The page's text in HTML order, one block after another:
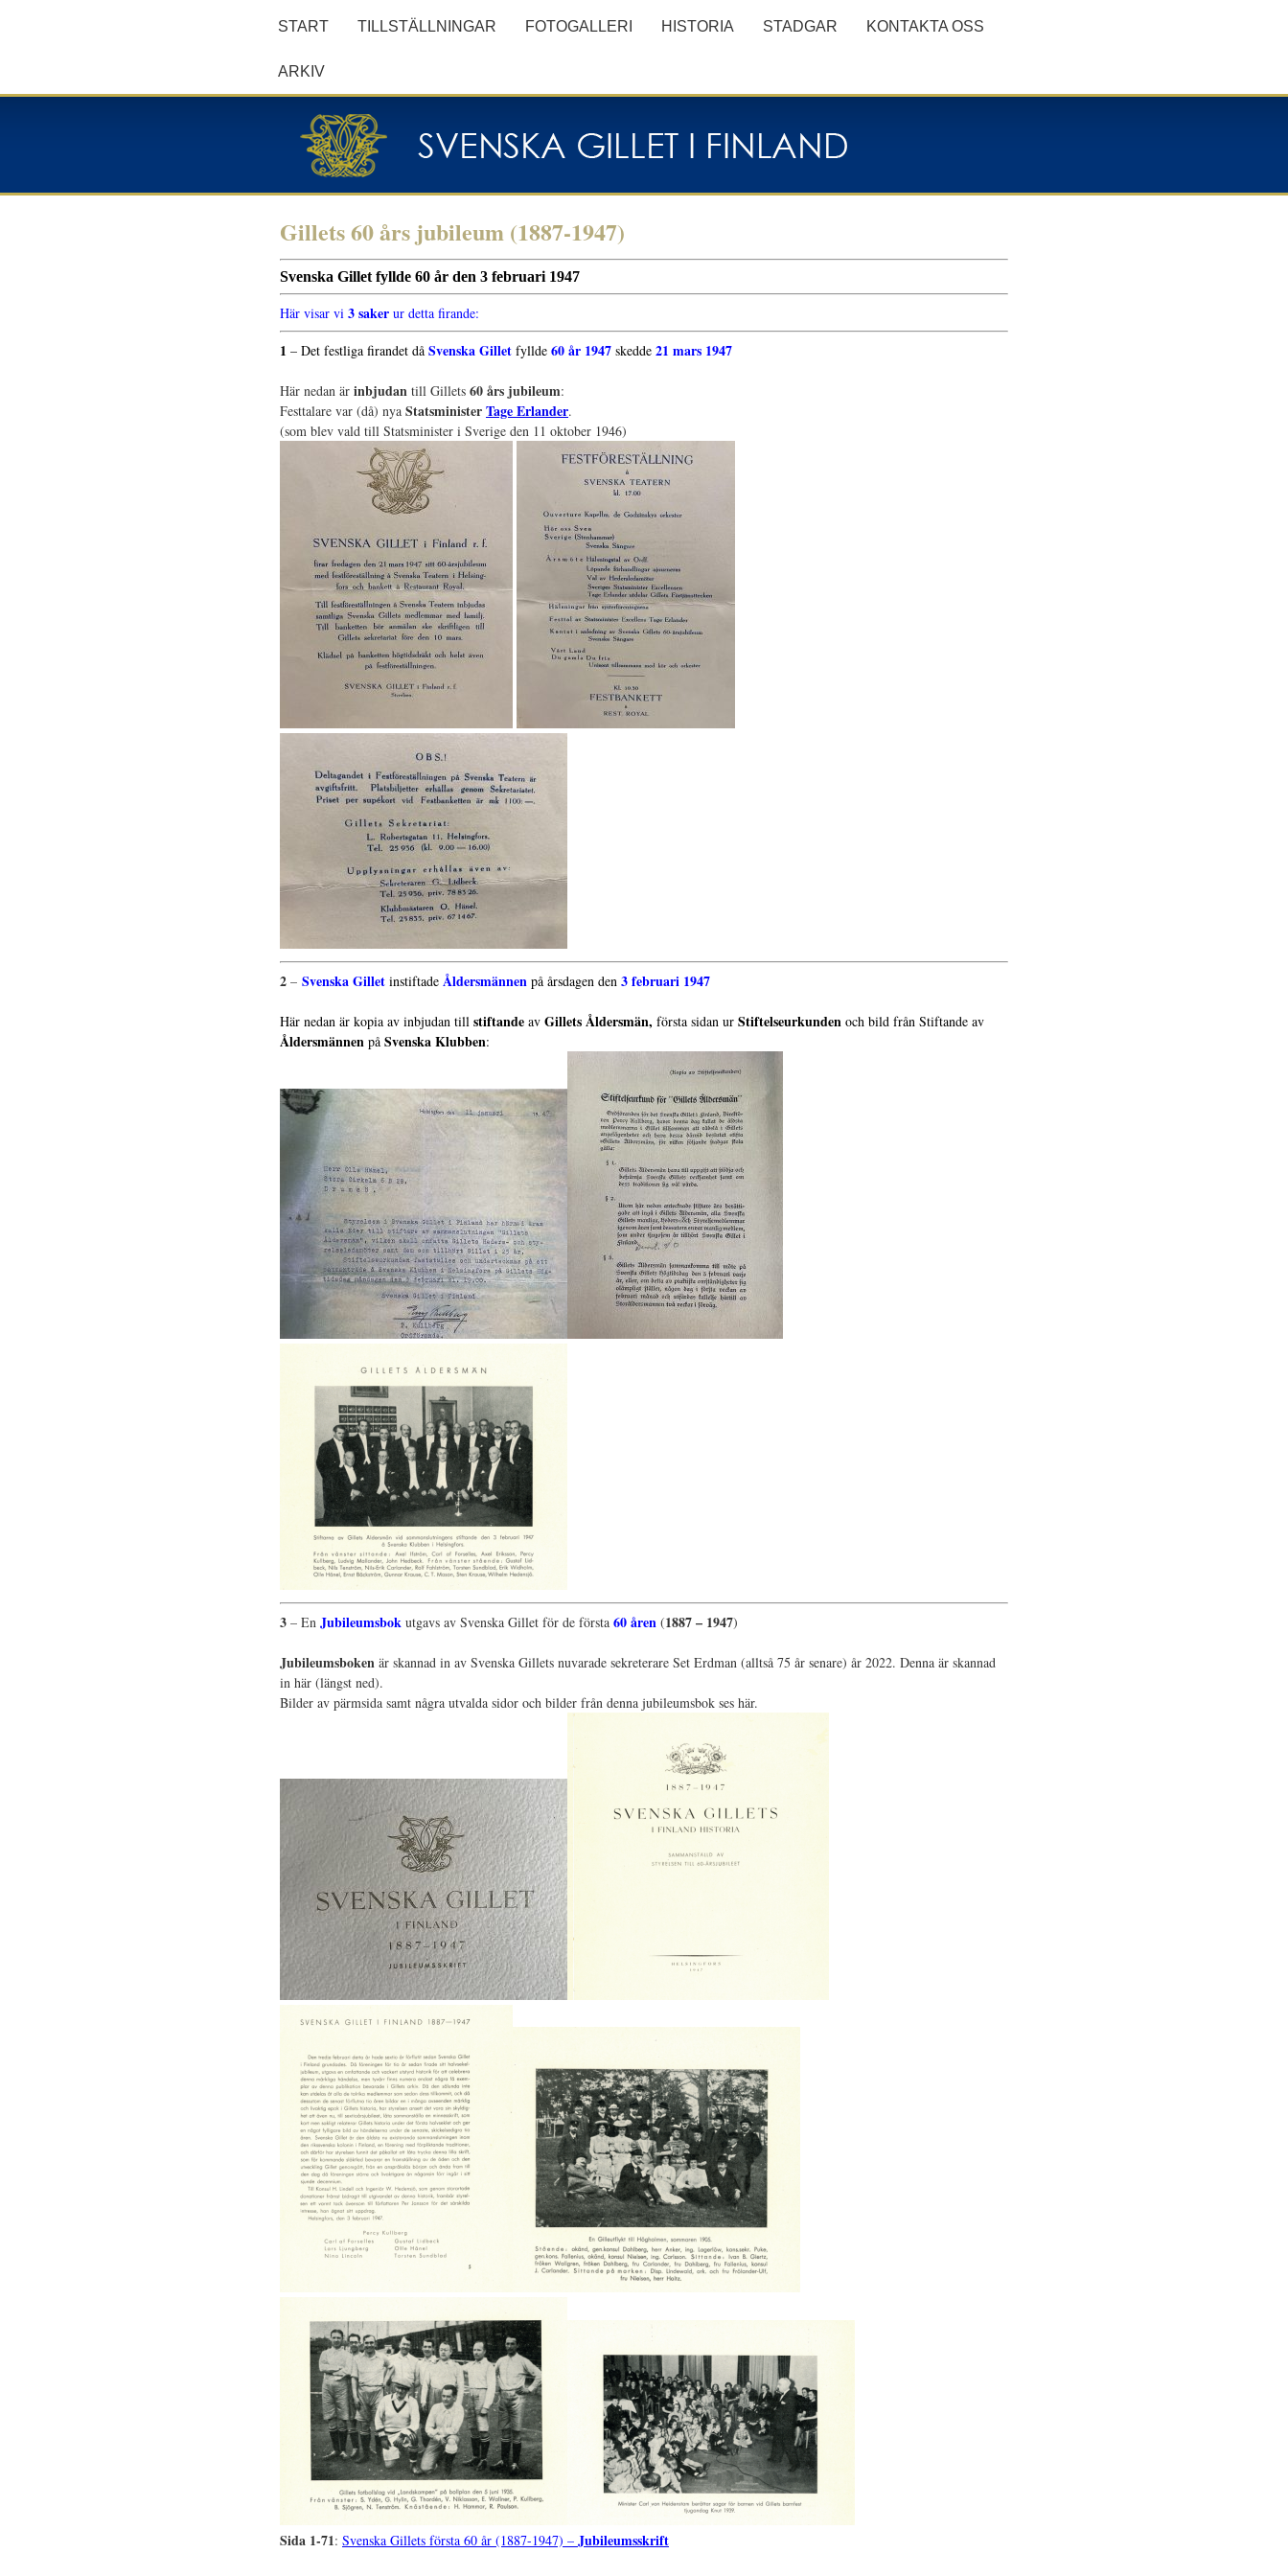
START TILLSTÄLLNINGAR FOTOGALLERI HISTORIA STADGAR KONTAKTA OSS
ARKIV
Gillets 60 års jubileum (1887-1947)
Svenska Gillet fyllde 60 år den 3 februari 1947
Här visar vi 3 saker ur detta firande:
1 – Det festliga firandet då Svenska Gillet fyllde 60 år 1947 skedde 21 mars 1947
Här nedan är inbjudan till Gillets 60 års jubileum:
Festtalare var (då) nya StatsministerTage Erlander.
(som blev vald till Statsminister i Sverige den 11 oktober 1946)
2 – Svenska Gillet instiftade Åldersmännen på årsdagen den 3 februari 1947
Här nedan är kopia av inbjudan till stiftande av Gillets Åldersmän, första sidan ur Stiftelseurkunden och bild från Stiftande av
Åldersmännen på Svenska Klubben:
3 – En Jubileumsbok utgavs av Svenska Gillet för de första 60 åren (1887 – 1947)
Jubileumsboken är skannad in av Svenska Gillets nuvarade sekreterare Set Erdman (alltså 75 år senare) år 2022. Denna är skannad
in här (längst ned).
Bilder av pärmsida samt några utvalda sidor och bilder från denna jubileumsbok ses här.
Sida 1-71: Svenska Gillets första 60 år (1887-1947) – Jubileumsskrift